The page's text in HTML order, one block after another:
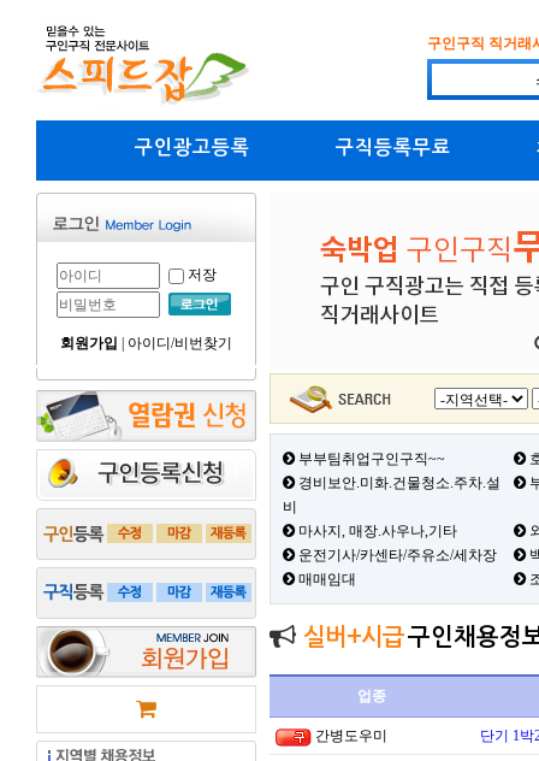
구인구직 직거래
구인광고등록 구직등록무료
저장
회원가입 아이디/비번찾기
부부팀취업구인구직~~
경비보안.미화.건물청소.주차.설
비
마사지, 매장.사우나,기타
운전기사/카센타/주유소/세차장
매매임대
실버+시급구인채용정
업종
간병도우미 단기 1박